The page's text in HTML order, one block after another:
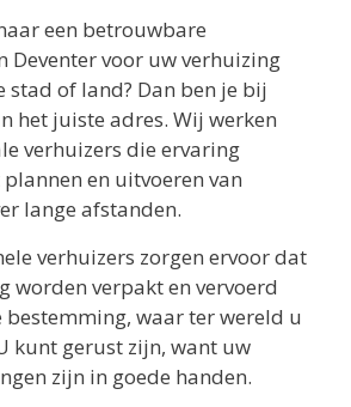
een betrouwbare
Deventer voor uw verhuizing
stad of land? Dan ben je bij
het juiste adres. Wij werken
verhuizers die ervaring
en uitvoeren van
lange afstanden.
verhuizers zorgen ervoor dat
worden verpakt en vervoerd
bestemming, waar ter wereld u
kunt gerust zijn, want uw
zijn in goede handen.